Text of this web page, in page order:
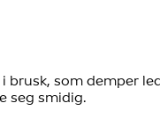
brusk, som demper
seg smidig.